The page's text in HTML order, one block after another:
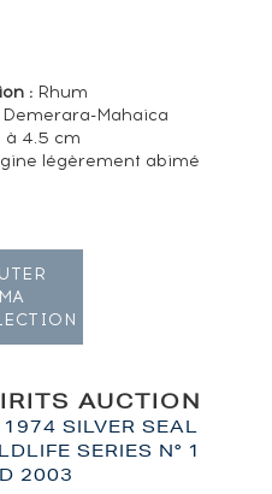
:Rhum
Mahaica
à 4.5 cm
légèrement abimé
AUCTION
SILVER SEAL
SERIES N° 1
2003